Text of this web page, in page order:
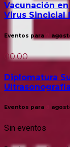
Vacunación
Virus Sincicial
Eventos para
00:00
Diplomatura
Eventos para
Sin eventos